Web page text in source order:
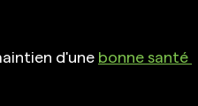
d'une bonne santé